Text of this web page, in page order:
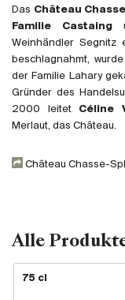
2025
Promotionen
Das Château
Familie Castaing
Weinhändler Segnitz
beschlagnahmt,
der Familie Lahary
Gründer des
2000 leitet Céline
Merlaut, das Château.
Château Chasse-
Alle
75 cl